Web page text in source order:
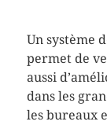
Un système
permet de
aussi
dans les
les bureaux